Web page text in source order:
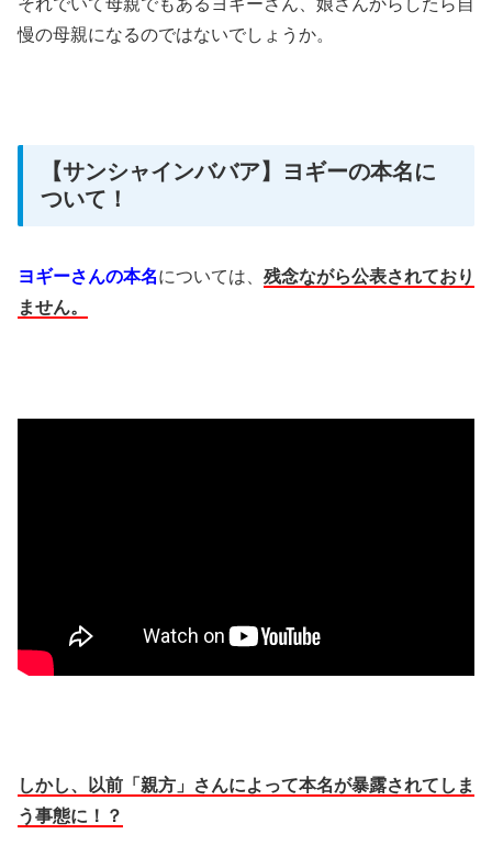
それでいて母親でもあるヨギーさん、娘さんからしたら自
慢の母親になるのではないでしょうか。
【サンシャインババア】ヨギーの本名に
ついて！
ヨギーさんの本名については、 残念ながら公表されており
ません。
しかし、以前「親方」さんによって本名が暴露されてしま
う事態に！？